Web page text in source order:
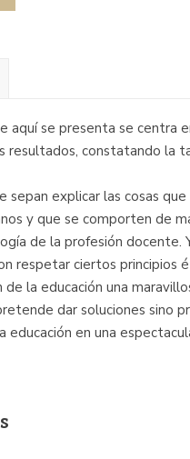
aquí se presenta se centra
resultados, constatando la
sepan explicar las cosas
y que se comporten de
de la profesión docente.
respetar ciertos principios
de la educación una
dar soluciones sino
educación en una